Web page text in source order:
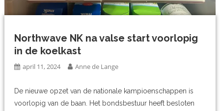
Northwave NK na valse start voorlopig
in de koelkast
april 11, 2024 Anne de Lange
De nieuwe opzet van de nationale kampioenschappen is
voorlopig van de baan. Het bondsbestuur heeft besloten